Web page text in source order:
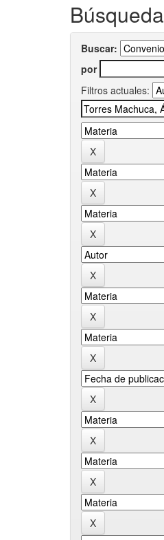
Búsqueda
Buscar:
por
Filtros actuales: